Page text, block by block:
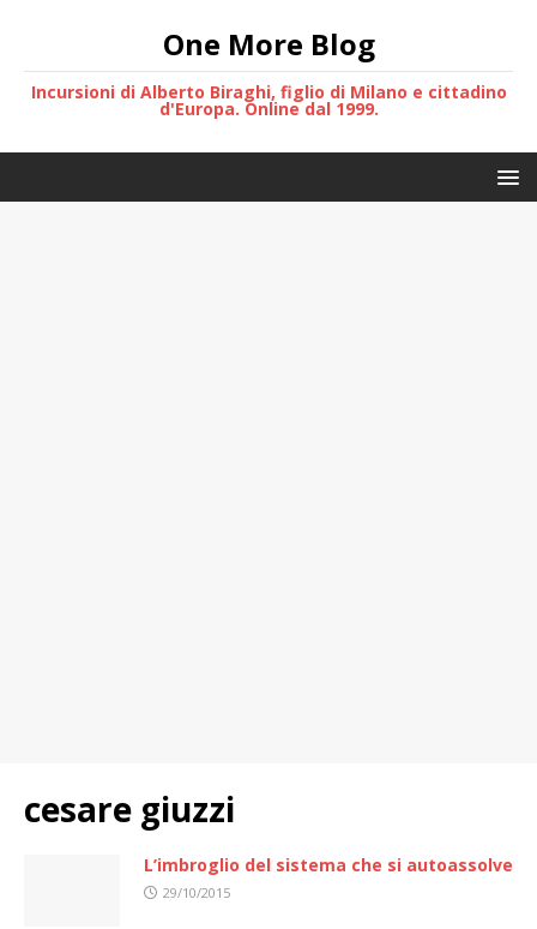
One More Blog
Incursioni di Alberto Biraghi, figlio di Milano e cittadino
d'Europa. Online dal 1999.
cesare giuzzi
L’imbroglio del sistema che si autoassolve
29/10/2015